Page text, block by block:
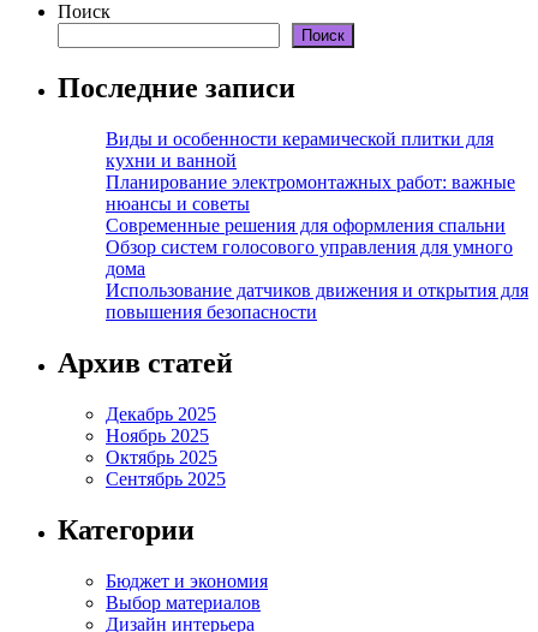
Поиск
Поиск
Последние записи
Виды и особенности керамической плитки для
кухни и ванной
Планирование электромонтажных работ: важные
нюансы и советы
Современные решения для оформления спальни
Обзор систем голосового управления для умного
дома
Использование датчиков движения и открытия для
повышения безопасности
Архив статей
Декабрь 2025
Ноябрь 2025
Октябрь 2025
Сентябрь 2025
Категории
Бюджет и экономия
Выбор материалов
Дизайн интерьера